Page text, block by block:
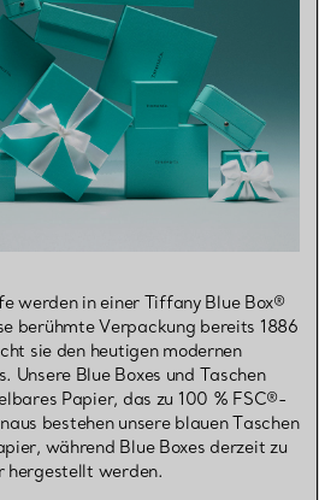
werden in einer Tiffany Blue Box®
berühmte Verpackung bereits 1886
sie den heutigen modernen
Blue Boxes und Taschen
Papier, das zu 100 % FSC®-
bestehen unsere blauen Taschen
während Blue Boxes derzeit zu
hergestellt werden.